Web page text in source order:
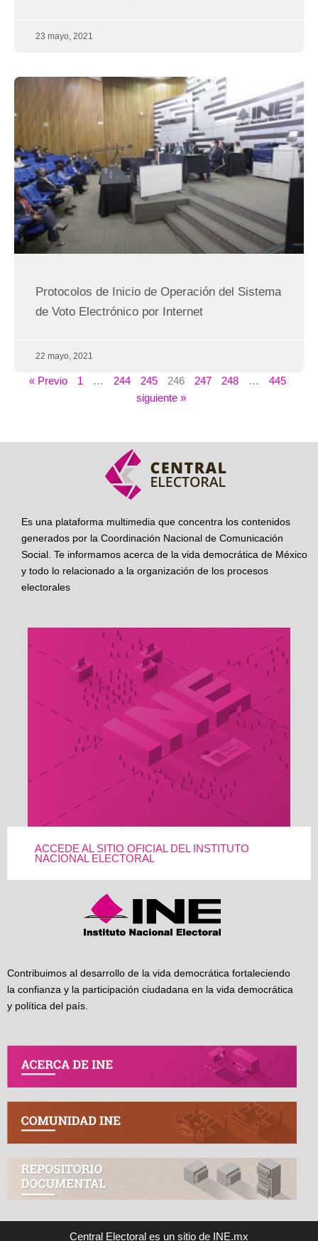
23 mayo, 2021
Protocolos de Inicio de Operación del Sistema
de Voto Electrónico por Internet
22 mayo, 2021
« Previo 1 … 244 245 246 247 248 …
445
siguiente »
Es una plataforma multimedia que concentra los contenidos
generados por la Coordinación Nacional de Comunicación
Social. Te informamos acerca de la vida democrática de México
y todo lo relacionado a la organización de los procesos
electorales
ACCEDE AL SITIO OFICIAL DEL INSTITUTO
NACIONAL ELECTORAL
Contribuimos al desarrollo de la vida democrática fortaleciendo
la confianza y la participación ciudadana en la vida democrática
y política del país.
Central Electoral es un sitio de INE.mx